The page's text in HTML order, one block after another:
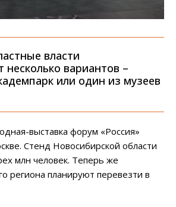
власти
несколько вариантов –
или один из музеев
выставка форум «Россия»
Стенд Новосибирской области
млн человек. Теперь же
региона планируют перевезти в